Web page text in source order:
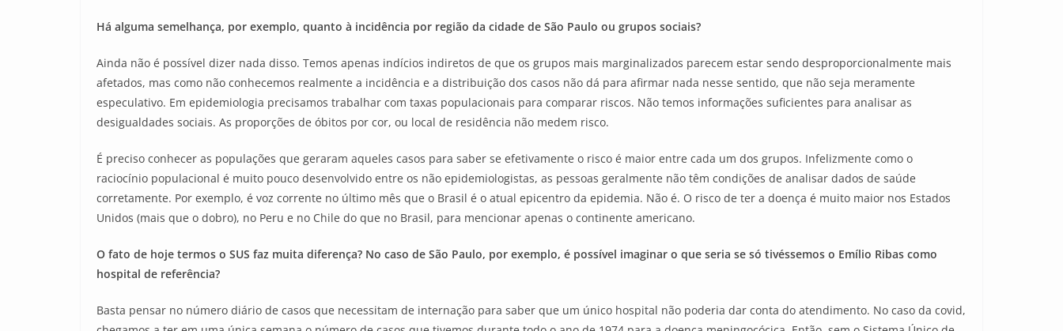
Há alguma semelhança, por exemplo, quanto à incidência por região da cidade de São Paulo ou grupos sociais?
Ainda não é possível dizer nada disso. Temos apenas indícios indiretos de que os grupos mais marginalizados parecem estar sendo desproporcionalmente mais
afetados, mas como não conhecemos realmente a incidência e a distribuição dos casos não dá para afirmar nada nesse sentido, que não seja meramente
especulativo. Em epidemiologia precisamos trabalhar com taxas populacionais para comparar riscos. Não temos informações suficientes para analisar as
desigualdades sociais. As proporções de óbitos por cor, ou local de residência não medem risco.
É preciso conhecer as populações que geraram aqueles casos para saber se efetivamente o risco é maior entre cada um dos grupos. Infelizmente como o
raciocínio populacional é muito pouco desenvolvido entre os não epidemiologistas, as pessoas geralmente não têm condições de analisar dados de saúde
corretamente. Por exemplo, é voz corrente no último mês que o Brasil é o atual epicentro da epidemia. Não é. O risco de ter a doença é muito maior nos Estados
Unidos (mais que o dobro), no Peru e no Chile do que no Brasil, para mencionar apenas o continente americano.
O fato de hoje termos o SUS faz muita diferença? No caso de São Paulo, por exemplo, é possível imaginar o que seria se só tivéssemos o Emílio Ribas como
hospital de referência?
Basta pensar no número diário de casos que necessitam de internação para saber que um único hospital não poderia dar conta do atendimento. No caso da covid,